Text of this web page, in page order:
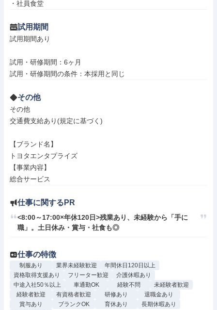
・社員食堂
試用期間
試用期間あり
試用・研修期間：6ヶ月
その他
その他
交通費支給あり(規定に基づく)
【ブランド名】
トヨタエンタプライズ
【事業内容】
総合サービス
仕事に関するPR
<8:00～17:00×年休120日>残業あり、未経験から「手に
職」。土日休み・賞与・社食も◎
仕事の特徴
制服あり 業界未経験歓迎
年間休日120日以上
資格取得支援あり
フリーター歓迎
介護休暇あり
中途入社50％以上
車通勤OK 経験不問
未経験者歓迎
経験者歓迎
有資格者歓迎 研修あり
退職金あり
賞与あり
ブランクOK 育休あり
長期休暇あり